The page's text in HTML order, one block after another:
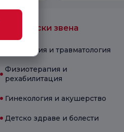
Медицински звена
Ортопедия и травматология
Физиотерапия и
рехабилитация
Гинекология и акушерство
Детско здраве и болести